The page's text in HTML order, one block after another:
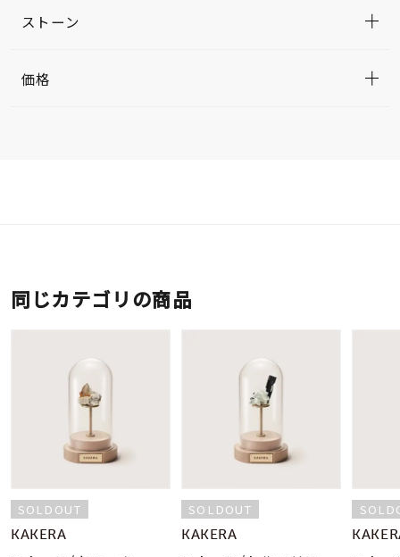
ストーン
価格
同じカテゴリの商品
SOLDOUT
KAKERA
SOLDOUT
KAKERA